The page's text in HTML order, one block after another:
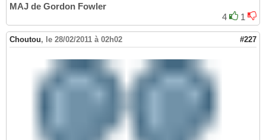
MAJ de Gordon Fowler
4
1
Choutou, le 28/02/2011 à 02h02 #227